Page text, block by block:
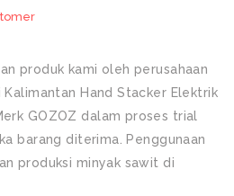
produk kami oleh perusahaan
Hand Stacker Elektrik
GOZOZ dalam proses trial
barang diterima. Penggunaan
produksi minyak sawit di